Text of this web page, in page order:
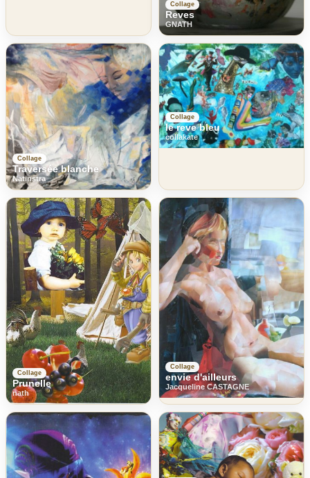
Collage
Reves
GNATH
Collage
Traversée blanche
Natinstra
Collage
le reve bleu
collakate
Collage
Prunelle
nath
Collage
envie d'ailleurs
Jacqueline CASTAGNE